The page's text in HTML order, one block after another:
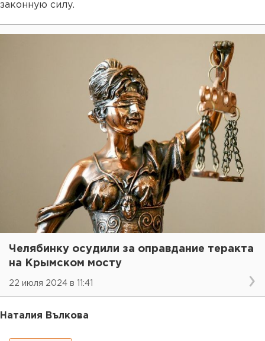
законную силу.
Челябинку осудили за оправдание теракта
на Крымском мосту
22 июля 2024 в 11:41
Наталия Вълкова